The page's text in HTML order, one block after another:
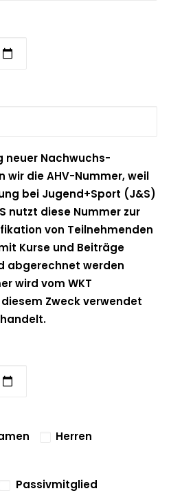
neuer Nachwuchs-
wir die AHV-Nummer, weil
bei Jugend+Sport (J&S)
nutzt diese Nummer zur
von Teilnehmenden
Kurse und Beiträge
abgerechnet werden
wird vom WKT
Zweck verwendet
Herren
Passivmitglied